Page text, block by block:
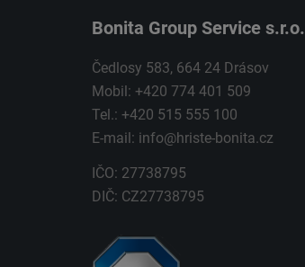
Bonita Group Service s.r.o.
Čedlosy 583, 664 24 Drásov
Mobil: +420 774 401 509
Tel.: +420 515 555 100
E-mail: info@hriste-bonita.cz
IČO: 27738795
DIČ: CZ27738795